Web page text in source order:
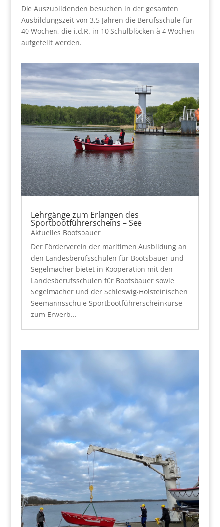
Die Auszubildenden besuchen in der gesamten
Ausbildungszeit von 3,5 Jahren die Berufsschule für
40 Wochen, die i.d.R. in 10 Schulblöcken à 4 Wochen
aufgeteilt werden.
Lehrgänge zum Erlangen des
Sportbootführerscheins – See
Aktuelles Bootsbauer
Der Förderverein der maritimen Ausbildung an
den Landesberufsschulen für Bootsbauer und
Segelmacher bietet in Kooperation mit den
Landesberufsschulen für Bootsbauer sowie
Segelmacher und der Schleswig-Holsteinischen
Seemannsschule Sportbootführerscheinkurse
zum Erwerb...